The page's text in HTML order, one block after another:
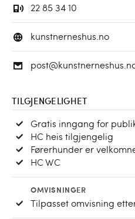
22 85 34 10
kunstnerneshus.no
TILGJENGELIGHET
Gratis inngang for
HC heis tilgjengelig
Førerhunder er
HC WC
OMVISNINGER
Tilpasset omvisning